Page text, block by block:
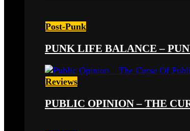
Post-Punk
PUNK LIFE BALANCE –
Reviews
PUBLIC OPINION – THE